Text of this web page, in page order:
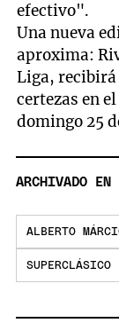
efectivo".
Una nueva
aproxima:
Liga, recibirá
certezas en
domingo 25
ARCHIVADO EN
ALBERTO
SUPERCLÁSICO